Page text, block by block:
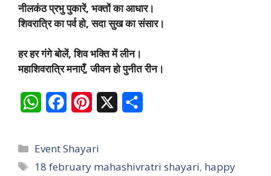
नीलकंठ प्रभु पुकारें, भक्तों का आधार।
शिवरात्रि का पर्व हो, सदा सुख का संसार।
हर हर गंगे बोलें, शिव भक्ति में लीन।
महाशिवरात्रि मनाएँ, जीवन हो पुनीत रीन।
W
t
c
e
n
t
r
Categories
Event Shayari
Tags
18 february mahashivratri shayari, happy